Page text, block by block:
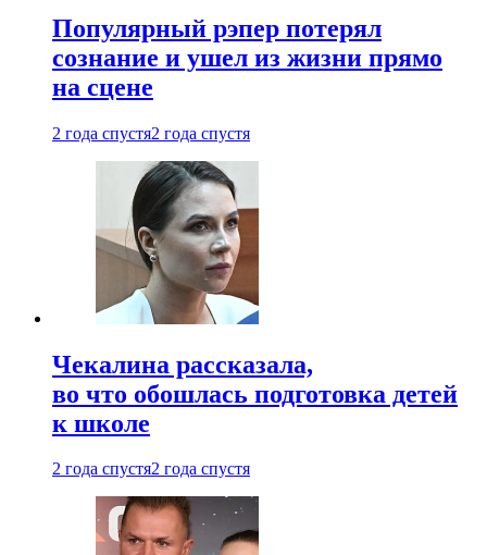
Популярный рэпер потерял
сознание и ушел из жизни прямо
на сцене
2 года спустя2 года спустя
Чекалина рассказала,
во что обошлась подготовка детей
к школе
2 года спустя2 года спустя